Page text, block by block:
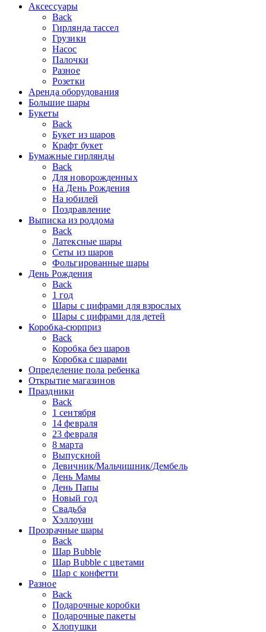
Аксессуары
Back
Гирлянда тассел
Грузики
Насос
Палочки
Разное
Розетки
Аренда оборудования
Большие шары
Букеты
Back
Букет из шаров
Крафт букет
Бумажные гирлянды
Back
Для новорожденных
На День Рождения
На юбилей
Поздравление
Выписка из роддома
Back
Латексные шары
Сеты из шаров
Фольгированные шары
День Рождения
Back
1 год
Шары с цифрами для взрослых
Шары с цифрами для детей
Коробка-сюрприз
Back
Коробка без шаров
Коробка с шарами
Определение пола ребенка
Открытие магазинов
Праздники
Back
1 сентября
14 февраля
23 февраля
8 марта
Выпускной
Девичник/Мальчишник/Дембель
День Мамы
День Папы
Новый год
Свадьба
Хэллоуин
Прозрачные шары
Back
Шар Bubble
Шар Bubble с цветами
Шар с конфетти
Разное
Back
Подарочные коробки
Подарочные пакеты
Хлопушки